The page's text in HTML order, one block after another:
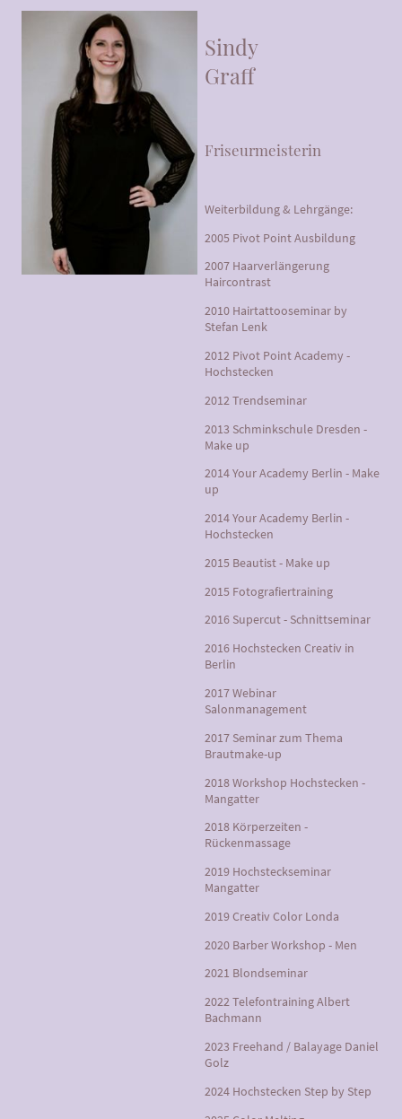
Sindy
Graff
Friseurmeisterin
Weiterbildung & Lehrgänge:
2005 Pivot Point Ausbildung
2007 Haarverlängerung
Haircontrast
2010 Hairtattooseminar by
Stefan Lenk
2012 Pivot Point Academy -
Hochstecken
2012 Trendseminar
2013 Schminkschule Dresden -
Make up
2014 Your Academy Berlin - Make
up
2014 Your Academy Berlin -
Hochstecken
2015 Beautist - Make up
2015 Fotografiertraining
2016 Supercut - Schnittseminar
2016 Hochstecken Creativ in
Berlin
2017 Webinar
Salonmanagement
2017 Seminar zum Thema
Brautmake-up
2018 Workshop Hochstecken -
Mangatter
2018 Körperzeiten -
Rückenmassage
2019 Hochsteckseminar
Mangatter
2019 Creativ Color Londa
2020 Barber Workshop - Men
2021 Blondseminar
2022 Telefontraining Albert
Bachmann
2023 Freehand / Balayage Daniel
Golz
2024 Hochstecken Step by Step